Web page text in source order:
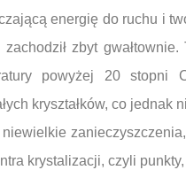
energię do ruchu i
zachodził zbyt
powyżej 20 stopni
kryształków, co jednak
niewielkie
krystalizacji, czyli